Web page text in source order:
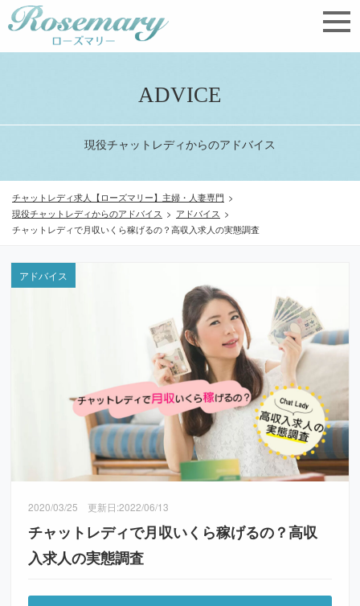
ADVICE
現役チャットレディからのアドバイス
チャットレディ求人【ローズマリー】主婦・人妻専門 >
現役チャットレディからのアドバイス > アドバイス >
チャットレディで月収いくら稼げるの？高収入求人の実態調査
アドバイス
2020/03/25 更新日:2022/06/13
チャットレディで月収いくら稼げるの？高収
入求人の実態調査